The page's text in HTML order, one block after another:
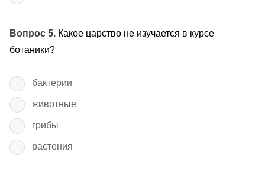
Вопрос 5. Какое царство не изучается в курсе
ботаники?
бактерии
животные
грибы
растения